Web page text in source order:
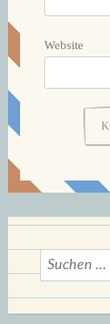
Website
Suchen
nach: